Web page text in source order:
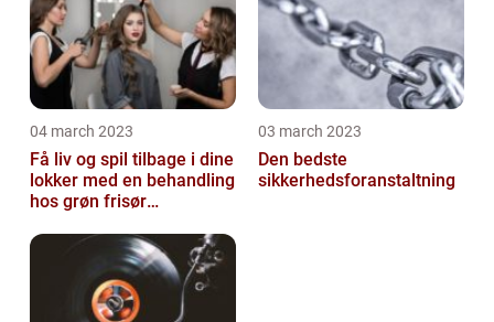
04 march 2023
Få liv og spil tilbage i dine
lokker med en behandling
hos grøn frisør
03 march 2023
Den bedste
sikkerhedsforanstaltning